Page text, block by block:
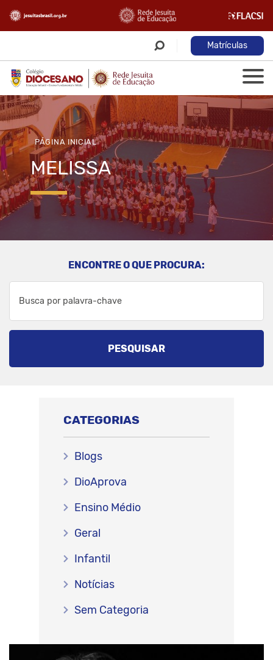
Matrículas
PÁGINA INICIAL
MELISSA
ENCONTRE O QUE PROCURA:
PESQUISAR
CATEGORIAS
Blogs
DioAprova
Ensino Médio
Geral
Infantil
Notícias
Sem Categoria